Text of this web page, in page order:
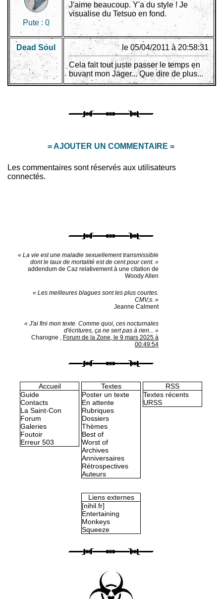
Pute : 0
J'aime beaucoup. Y'a du style ! Je
visualise du Tetsuo en fond.
Dead Soul le 05/04/2011 à 20:58:31
Cela fait tout juste passer le temps en
buvant mon Jäger... Que dire de plus...
= AJOUTER UN COMMENTAIRE =
Les commentaires sont réservés aux utilisateurs
connectés.
« La vie est une maladie sexuellement transmissible
dont le taux de mortalité est de cent pour cent. »
addendum de Caz relativement à une citation de
Woody Allen
« Les meilleures blagues sont les plus courtes.
CMV,s. »
Jeanne Calment
« J'ai fini mon texte. Comme quoi, ces nocturnales
d'écritures, ça ne sert pas à rien... »
Charogne , Forum de la Zone, le 9 mars 2025 à
00:49:54
Accueil
Guide
Contacts
La Saint-Con
Forum
Galeries
Foutoir
Erreur 503
Textes
Poster un texte
En attente
Rubriques
Dossiers
Thèmes
Best of
Worst of
Archives
Anniversaires
Rétrospectives
Auteurs
RSS
Textes récents
URSS
Liens externes
[nihil.fr]
Entertaining
Monkeys
Squeeze